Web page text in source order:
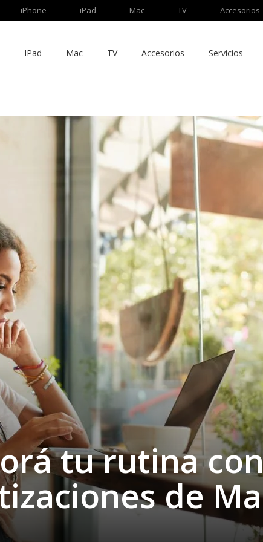
iPhone iPad Mac TV Accesorios
IPad Mac TV Accesorios Servicios
tu rutina
de